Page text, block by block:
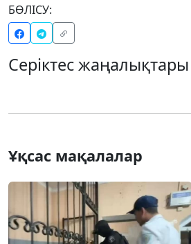
БӨЛІСУ:
Серіктес жаңалықтары
Ұқсас мақалалар